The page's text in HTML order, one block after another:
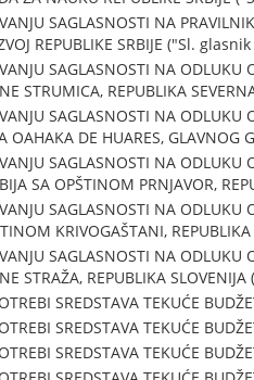
SAGLASNOSTI NA
REPUBLIKE SRBIJE ("Sl.
SAGLASNOSTI NA ODLUKU
STRUMICA, REPUBLIKA
SAGLASNOSTI NA ODLUKU
OAHAKA DE HUARES,
SAGLASNOSTI NA ODLUKU
SA OPŠTINOM PRNJAVOR,
SAGLASNOSTI NA ODLUKU
KRIVOGAŠTANI,
SAGLASNOSTI NA ODLUKU
STRAŽA, REPUBLIKA
SREDSTAVA TEKUĆE
SREDSTAVA TEKUĆE
SREDSTAVA TEKUĆE